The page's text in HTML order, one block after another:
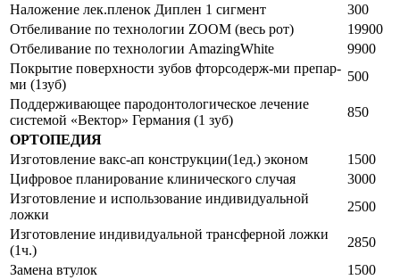
Наложение лек.пленок Диплен 1 сигмент
300
Отбеливание по технологии ZOOM (весь рот)
19900
Отбеливание по технологии AmazingWhite
9900
Покрытие поверхности зубов фторсодерж-ми препар-
ми (1зуб)
500
Поддерживающее пародонтологическое лечение
системой «Вектор» Германия (1 зуб)
850
ОРТОПЕДИЯ
Изготовление вакс-ап конструкции(1ед.) эконом
1500
Цифровое планирование клинического случая
3000
Изготовление и использование индивидуальной
ложки
2500
Изготовление индивидуальной трансферной ложки
(1ч.)
2850
Замена втулок
1500